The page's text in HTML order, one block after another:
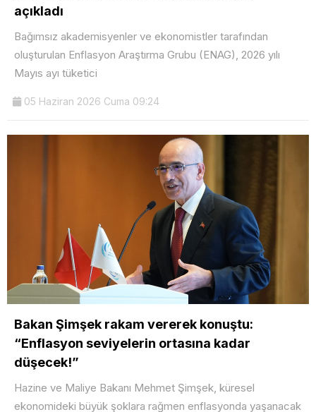
açıkladı
Bağımsız akademisyenler ve ekonomistler tarafından
oluşturulan Enflasyon Araştırma Grubu (ENAG), 2026 yılı
Mayıs ayı tüketici
05 Haziran 2026 Cuma 09:24
Bakan Şimşek rakam vererek konuştu:
“Enflasyon seviyelerin ortasına kadar
düşecek!”
Hazine ve Maliye Bakanı Mehmet Şimşek, küresel
ekonomideki büyük şoklara rağmen enflasyonda yaşanacak